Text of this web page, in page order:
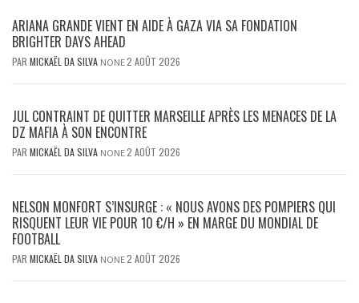
ARIANA GRANDE VIENT EN AIDE À GAZA VIA SA FONDATION
BRIGHTER DAYS AHEAD
PAR MICKAËL DA SILVA NONE2 AOÛT 2026
JUL CONTRAINT DE QUITTER MARSEILLE APRÈS LES MENACES DE LA
DZ MAFIA À SON ENCONTRE
PAR MICKAËL DA SILVA NONE2 AOÛT 2026
NELSON MONFORT S’INSURGE : « NOUS AVONS DES POMPIERS QUI
RISQUENT LEUR VIE POUR 10 €/H » EN MARGE DU MONDIAL DE
FOOTBALL
PAR MICKAËL DA SILVA NONE2 AOÛT 2026